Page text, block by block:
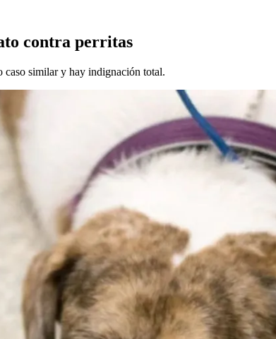
contra perritas
caso similar y hay indignación total.